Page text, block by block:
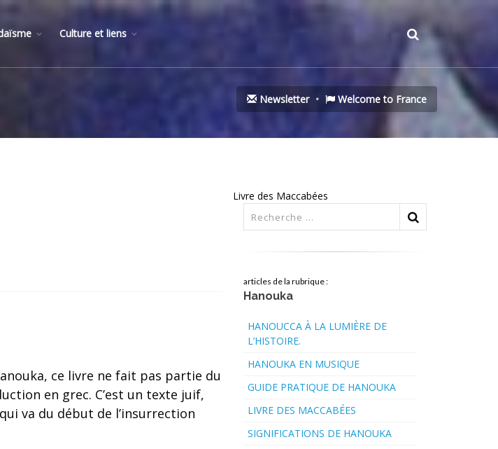
Culture et liens
Newsletter Welcome to France
Livre des Maccabées
ce livre ne fait pas partie du
en grec. C’est un texte juif,
va du début de l’insurrection
articles de la rubrique :
Hanouka
HANOUCCA À LA LUMIÈRE DE
L’HISTOIRE.
HANOUKA EN MUSIQUE
GUIDE PRATIQUE DE HANOUKA
LIVRE DES MACCABÉES
SIGNIFICATIONS DE HANOUKA